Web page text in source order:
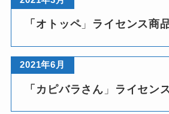
「オトッペ」 ライセンス商
2021年6月
「カピバラさん 」 ライセン